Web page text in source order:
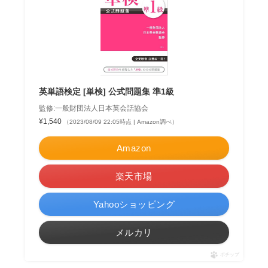
英単語検定 [単検] 公式問題集 準1級
監修:一般財団法人日本英会話協会
¥1,540
（2023/08/09 22:05時点 | Amazon調べ）
Amazon
楽天市場
Yahooショッピング
メルカリ
ポチップ